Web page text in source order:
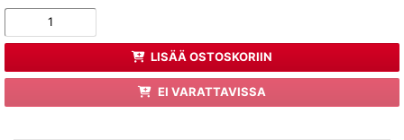
LISÄÄ OSTOSKORIIN
EI VARATTAVISSA